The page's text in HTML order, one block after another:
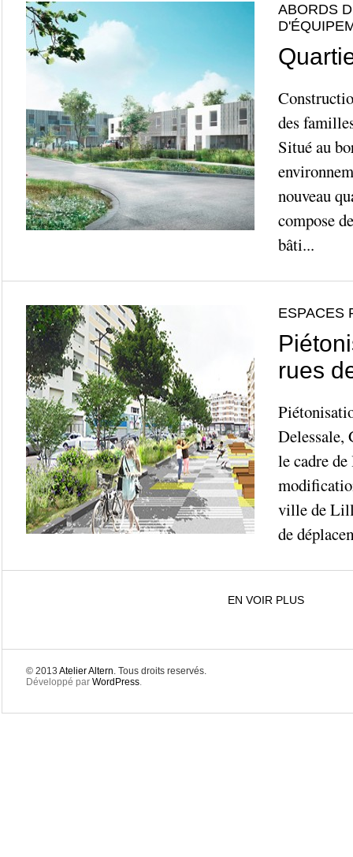
ABORDS
des
Situé au
nouveau
compose
bâti...
ESPACES
rues
Delessale,
le cadre
ville de
de
EN VOIR PLUS
© 2013 Atelier Altern. Tous droits reservés.
Développé par WordPress.